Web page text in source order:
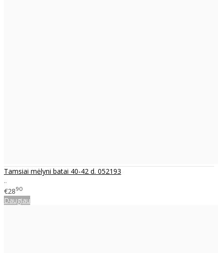
Tamsiai mėlyni batai 40-42 d. 052193
..
€2890
Daugiau